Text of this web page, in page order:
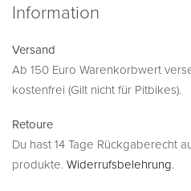
Information
Versand
Ab 150 Euro Warenkorbwert
kostenfrei (Gilt nicht für Pitbikes).
Retoure
Du hast 14 Tage Rückgaberecht
produkte. Widerrufsbelehrung.